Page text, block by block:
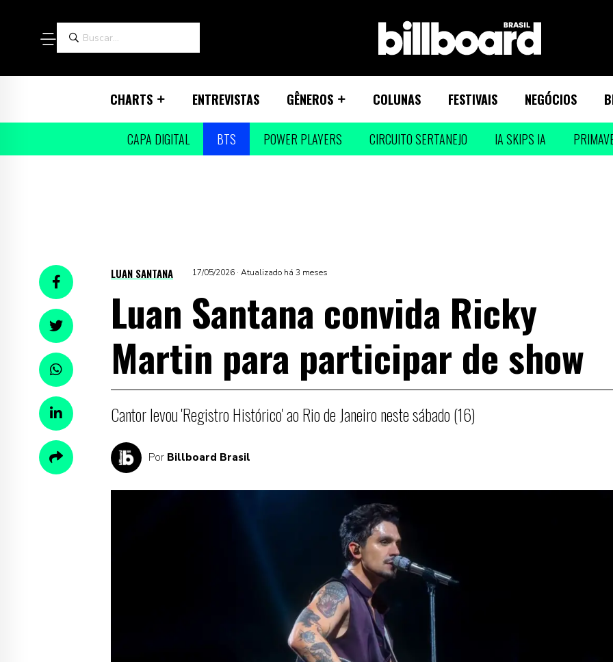
CHARTS ENTREVISTAS GÊNEROS COLUNAS FESTIVAIS NEGÓCIOS
CAPA DIGITAL BTS POWER PLAYERS CIRCUITO SERTANEJO IA SKIPS IA
LUAN SANTANA 17/05/2026 · Atualizado há 3 meses
Luan Santana convida Ricky
Martin para participar de show
Cantor levou 'Registro Histórico' ao Rio de Janeiro neste sábado (16)
Por Billboard Brasil